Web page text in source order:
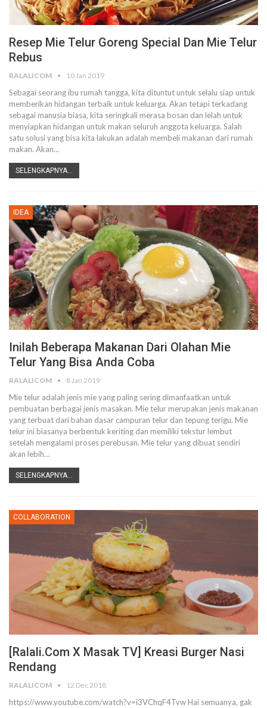
Resep Mie Telur Goreng Special Dan Mie Telur
Rebus
RALALICOM 10 Jan 2019
Sebagai seorang ibu rumah tangga, kita dituntut untuk selalu siap untuk
memberikan hidangan terbaik untuk keluarga. Akan tetapi terkadang
sebagai manusia biasa, kita seringkali merasa bosan dan lelah untuk
menyiapkan hidangan untuk makan seluruh anggota keluarga. Salah
satu solusi yang bisa kita lakukan adalah membeli makanan dari rumah
makan. Akan…
SELENGKAPNYA...
IDEA
Inilah Beberapa Makanan Dari Olahan Mie
Telur Yang Bisa Anda Coba
RALALICOM 8 Jan 2019
Mie telur adalah jenis mie yang paling sering dimanfaatkan untuk
pembuatan berbagai jenis masakan. Mie telur merupakan jenis makanan
yang terbuat dari bahan dasar campuran telur dan tepung terigu. Mie
telur ini biasanya berbentuk keriting dan memiliki tekstur lembut
setelah mengalami proses perebusan. Mie telur yang dibuat sendiri
akan lebih…
SELENGKAPNYA...
COLLABORATION
[Ralali.Com X Masak TV] Kreasi Burger Nasi
Rendang
RALALICOM 12 Dec 2018
https://www.youtube.com/watch?v=i3VChqF4Tvw Hai semuanya, gak